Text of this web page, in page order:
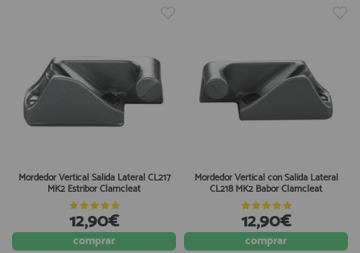
Mordedor Vertical Salida Lateral CL217
MK2 Estribor Clamcleat
12,90€
comprar
Mordedor Vertical con Salida Lateral
CL218 MK2 Babor Clamcleat
12,90€
comprar